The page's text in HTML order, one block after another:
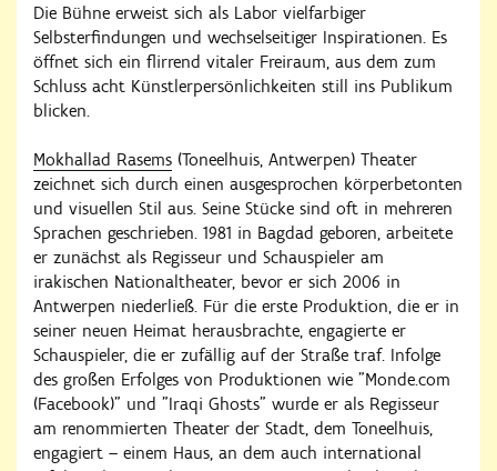
Die Bühne erweist sich als Labor vielfarbiger
Selbsterfindungen und wechselseitiger Inspirationen. Es
öffnet sich ein flirrend vitaler Freiraum, aus dem zum
Schluss acht Künstlerpersönlichkeiten still ins Publikum
blicken.
Mokhallad Rasems (Toneelhuis, Antwerpen) Theater
zeichnet sich durch einen ausgesprochen körperbetonten
und visuellen Stil aus. Seine Stücke sind oft in mehreren
Sprachen geschrieben. 1981 in Bagdad geboren, arbeitete
er zunächst als Regisseur und Schauspieler am
irakischen Nationaltheater, bevor er sich 2006 in
Antwerpen niederließ. Für die erste Produktion, die er in
seiner neuen Heimat herausbrachte, engagierte er
Schauspieler, die er zufällig auf der Straße traf. Infolge
des großen Erfolges von Produktionen wie "Monde.com
(Facebook)" und "Iraqi Ghosts" wurde er als Regisseur
am renommierten Theater der Stadt, dem Toneelhuis,
engagiert – einem Haus, an dem auch international